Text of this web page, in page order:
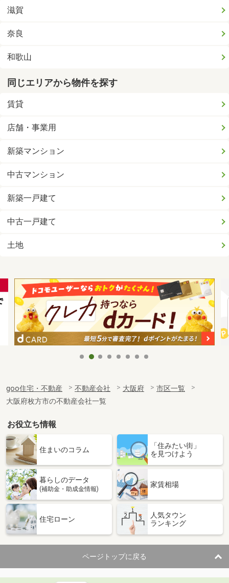
滋賀
奈良
和歌山
同じエリアから物件を探す
賃貸
店舗・事業用
新築マンション
中古マンション
新築一戸建て
中古一戸建て
土地
goo住宅・不動産 不動産会社 大阪府
市区一覧
大阪府枚方市の不動産会社一覧
お役立ち情報
住まいのコラム
「住みたい街」
を見つけよう
暮らしのデータ
(補助金・助成金情報)
家賃相場
住宅ローン
人気タウン
ランキング
ページトップに戻る